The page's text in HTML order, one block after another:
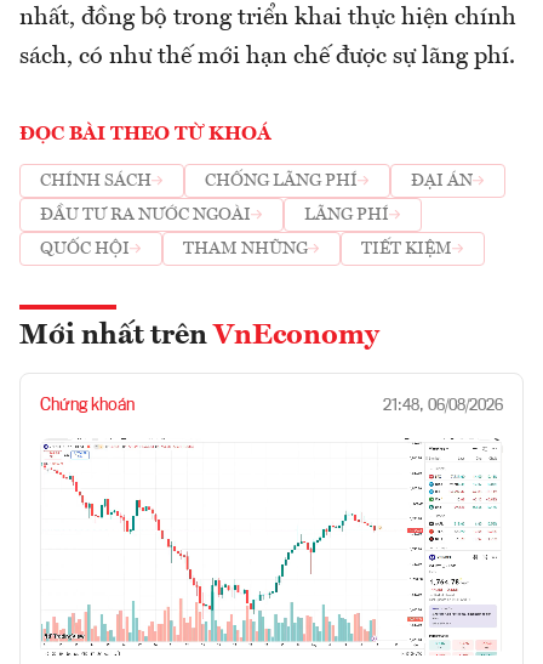
nhất, đồng bộ trong triển khai thực hiện chính
sách, có như thế mới hạn chế được sự lãng phí.
ĐỌC BÀI THEO TỪ KHOÁ
CHÍNH SÁCH CHỐNG LÃNG PHÍ
ĐẠI ÁN
ĐẦU TƯ RA NƯỚC NGOÀI
LÃNG PHÍ
QUỐC HỘI
THAM NHŨNG TIẾT KIỆM
Mới nhất trên VnEconomy
Chứng khoán 21:48, 06/08/2026